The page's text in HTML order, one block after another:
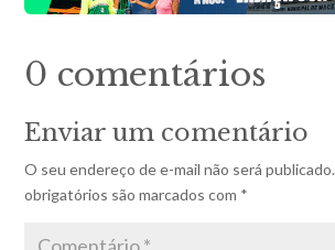
0 comentários
Enviar um comentário
O seu endereço de e-mail não será publicado.
obrigatórios são marcados com *